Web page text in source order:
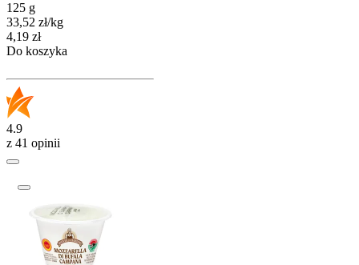
125 g
33,52 zł/kg
Cena
4,19 zł
Do koszyka
4.9
z 41 opinii